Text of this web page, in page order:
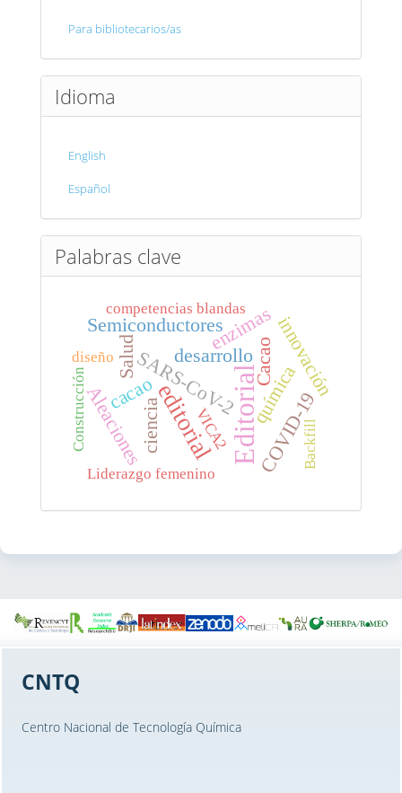
Para bibliotecarios/as
Idioma
English
Español
Palabras clave
Editorial
editorial
Cacao
COVID-19
SARS-CoV-2
desarrollo innovación
cacao
enzimas
ciencia química
Semiconductores
Aleaciones
Salud
Liderazgo femenino
competencias blandas
VICA2
Construcción
diseño
Backfill
CNTQ
Centro Nacional de Tecnología Química